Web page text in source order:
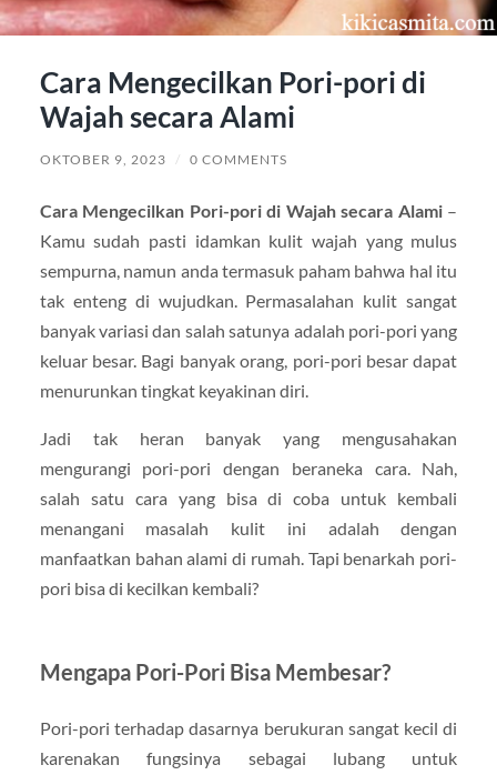
Cara Mengecilkan Pori-pori di
Wajah secara Alami
OKTOBER 9, 2023 / 0 COMMENTS
Cara Mengecilkan Pori-pori di Wajah secara Alami–
Kamu sudah pasti idamkan kulit wajah yang mulus
sempurna, namun anda termasuk paham bahwa hal itu
tak enteng di wujudkan. Permasalahan kulit sangat
banyak variasi dan salah satunya adalah pori-pori yang
keluar besar. Bagi banyak orang, pori-pori besar dapat
menurunkan tingkat keyakinan diri.
Jadi tak heran banyak yang mengusahakan
mengurangi pori-pori dengan beraneka cara. Nah,
salah satu cara yang bisa di coba untuk kembali
menangani masalah kulit ini adalah dengan
manfaatkan bahan alami di rumah. Tapi benarkah pori-
pori bisa di kecilkan kembali?
Mengapa Pori-Pori Bisa Membesar?
Pori-pori terhadap dasarnya berukuran sangat kecil di
karenakan fungsinya sebagai lubang untuk